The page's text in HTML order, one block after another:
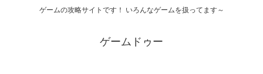
ゲームの攻略サイトです！ いろんなゲームを扱ってます～
ゲームドゥー